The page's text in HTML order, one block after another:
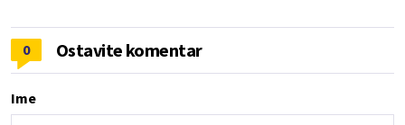
0 Ostavite komentar
Ime